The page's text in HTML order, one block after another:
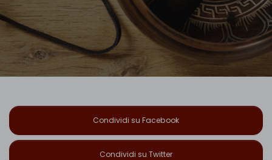
Condividi su Facebook
Condividi su Twitter